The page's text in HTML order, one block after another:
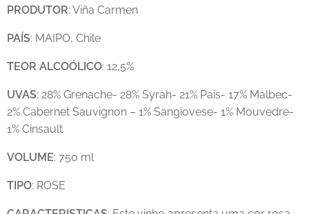
PRODUTOR: Viña Carmen
PAÍS: MAIPO, Chile
TEOR ALCOÓLICO: 12,5%
UVAS: 28% Grenache- 28% Syrah- 21% País- 17% Malbec-
2% Cabernet Sauvignon – 1% Sangiovese- 1% Mouvedre-
1% Cinsault
VOLUME: 750 ml
TIPO: ROSE